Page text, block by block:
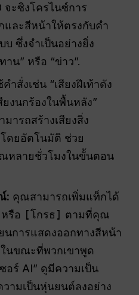
จะซิงโครไนซ์การ
และสีหน้าให้ตรงกับคำ
ซึ่งจำเป็นอย่างยิ่ง
าน” หรือ “ข่าว”.
คำสั่งเช่น “เสียงฝีเท้าดัง
ยงนกร้องในพื้นหลัง”
มารถสร้างเสียงสิ่ง
ดยอัตโนมัติ ช่วย
หลายชั่วโมงในขั้นตอน
: คุณสามารถเพิ่มแท็กได้
หรือ [โกรธ] ตามที่คุณ
นการแสดงออกทางสีหน้า
นขณะที่พวกเขาพูด
อร์ AI” ดูมีความเป็น
ามเป็นหุ่นยนต์ลงอย่าง